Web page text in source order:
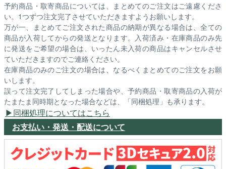
予約商品・取寄商品については、まとめてのご注文はご遠慮くださ
い。1つずつ注文完了させていただきますようお願いします。
万が一、まとめてご注文された商品の納期が異なる場合は、全ての
商品が入荷してからの発送となります。入荷済み・在庫商品のみ先
に発送をご希望の場合は、いったん未入荷の商品はキャンセルさせ
ていただきますのでご連絡ください。
在庫商品のみのご注文の場合は、なるべくまとめてのご注文をお願
いします。
誤って注文完了してしまった場合や、予約商品・取寄商品の入荷が
たまたま同時期となった場合などは、「同梱処理」も承ります。
同梱処理についてはこちら
お支払い・発送・配送について